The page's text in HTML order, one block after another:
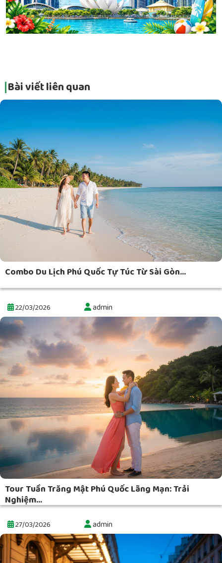
Bài viết liên quan
Combo Du Lịch Phú Quốc Tự Túc Từ Sài Gòn...
22/03/2026 admin
Tour Tuần Trăng Mật Phú Quốc Lãng Mạn: Trải
Nghiệm...
27/03/2026 admin